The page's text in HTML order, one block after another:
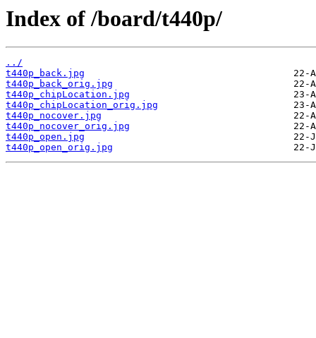
Index of /board/t440p/
../
t440p_back.jpg
t440p_back_orig.jpg
t440p_chipLocation.jpg
t440p_chipLocation_orig.jpg
t440p_nocover.jpg
t440p_nocover_orig.jpg
t440p_open.jpg
t440p_open_orig.jpg